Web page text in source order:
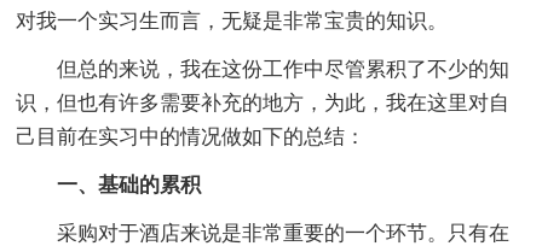
对我一个实习生而言，无疑是非常宝贵的知识。
但总的来说，我在这份工作中尽管累积了不少的知
识，但也有许多需要补充的地方，为此，我在这里对自
己目前在实习中的情况做如下的总结：
一、基础的累积
采购对于酒店来说是非常重要的一个环节。只有在